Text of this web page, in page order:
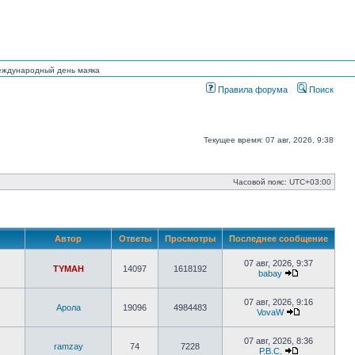
день маяка
Правила форума Поиск
Текущее время: 07 авг, 2026, 9:38
Часовой пояс: UTC+03:00
Автор Ответы Просмотры Последнее сообщение
TYMAH 14097 1618192
07 авг, 2026, 9:37
babay
к
последнему
сообщению
Арола 19096 4984483
07 авг, 2026, 9:16
VovaW
к
последнему
ramzay 74 7228
07 авг, 2026, 8:36
Р.В.С.